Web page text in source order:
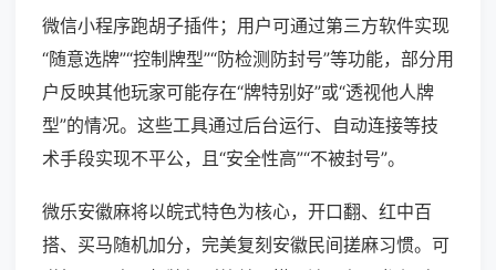
微信小程序跑胡子插件；用户可通过第三方软件实现
“随意选牌”“控制牌型”“防检测防封号”等功能，部分用
户反映其他玩家可能存在“牌特别好”或“透视他人牌
型”的情况。这些工具通过后台运行、自动连接等技
术手段实现不平公，且“安全性高”“不被封号”。
微乐安徽麻将以皖式特色为核心，开口翻、红中百
搭、买马随机加分，完美复刻安徽民间搓麻习惯。可